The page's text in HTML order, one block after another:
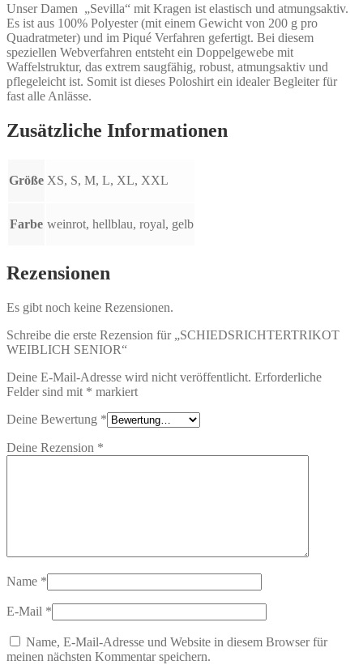
Unser Damen „Sevilla“ mit Kragen ist elastisch und atmungsaktiv.
Es ist aus 100% Polyester (mit einem Gewicht von 200 g pro
Quadratmeter) und im Piqué Verfahren gefertigt. Bei diesem
speziellen Webverfahren entsteht ein Doppelgewebe mit
Waffelstruktur, das extrem saugfähig, robust, atmungsaktiv und
pflegeleicht ist. Somit ist dieses Poloshirt ein idealer Begleiter für
fast alle Anlässe.
Zusätzliche Informationen
Größe XS, S, M, L, XL, XXL
Farbe weinrot, hellblau, royal, gelb
Rezensionen
Es gibt noch keine Rezensionen.
Schreibe die erste Rezension für „SCHIEDSRICHTERTRIKOT
WEIBLICH SENIOR“
Deine E-Mail-Adresse wird nicht veröffentlicht. Erforderliche
Felder sind mit * markiert
Deine Bewertung *
Deine Rezension *
Name *
E-Mail *
Name, E-Mail-Adresse und Website in diesem Browser für
meinen nächsten Kommentar speichern.